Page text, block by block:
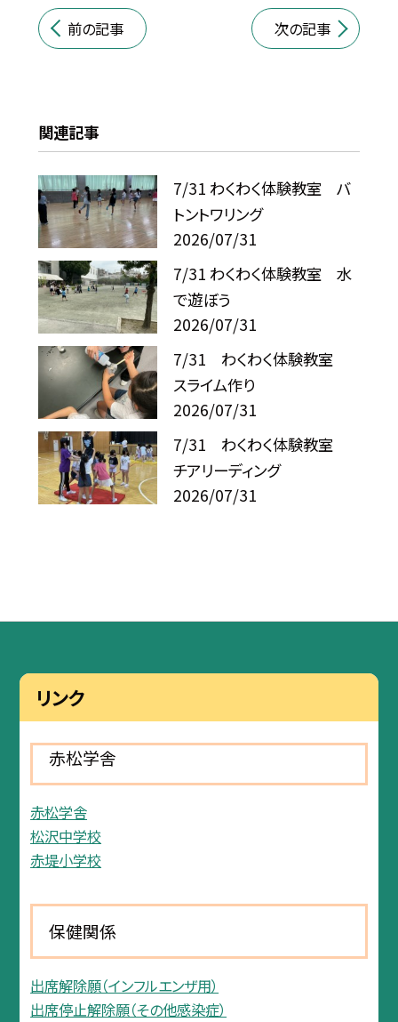
前の記事 次の記事
関連記事
7/31 わくわく体験教室 バ
トントワリング
2026/07/31
7/31 わくわく体験教室 水
で遊ぼう
2026/07/31
7/31 わくわく体験教室
スライム作り
2026/07/31
7/31 わくわく体験教室
チアリーディング
2026/07/31
リンク
赤松学舎
赤松学舎
松沢中学校
赤堤小学校
保健関係
出席解除願（インフルエンザ用）
出席停止解除願（その他感染症）